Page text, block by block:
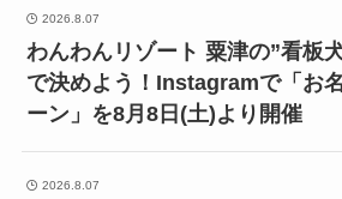
2026.8.07
わんわんリゾート 粟津の”看板
で決めよう！Instagramで「お
ーン」を8月8日(土)より開催
2026.8.07